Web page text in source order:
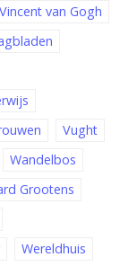
Vincent van Gogh
Vught
Wandelbos
Grootens
Wereldhuis